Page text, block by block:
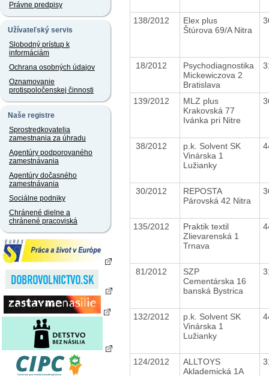
Právne predpisy
Užívateľský servis
Slobodný prístup k
informáciám
Ochrana osobných údajov
Oznamovanie
protispoločenskej činnosti
Naše registre
Sprostredkovatelia
zamestnania za úhradu
Agentúry podporovaného
zamestnávania
Agentúry dočasného
zamestnávania
Sociálne podniky
Chránené dielne a
chránené pracoviská
138/2012
Elex plus
Štúrova 69/A Nitra
18/2012
Psychodiagnostika
Mickewiczova 2
Bratislava
139/2012
MLZ plus
Krakovská 77
Ivánka pri Nitre
38/2012
p.k. Solvent SK
Vinárska 1
Lužianky
30/2012
REPOSTA
Párovská 42 Nitra
135/2012
Praktik textil
Zlievarenská 1
Trnava
81/2012
SZP
Cementárska 16
banská Bystrica
132/2012
p.k. Solvent SK
Vinárska 1
Lužianky
124/2012
ALLTOYS
Aklademická 1A